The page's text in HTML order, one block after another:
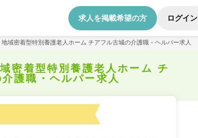
求人を掲載希望の方 ログイン
域密着型特別養護老人ホーム チアフル古城の介護職・ヘルパー求人
密着型特別養護老人ホーム チ
護職・ヘルパー求人